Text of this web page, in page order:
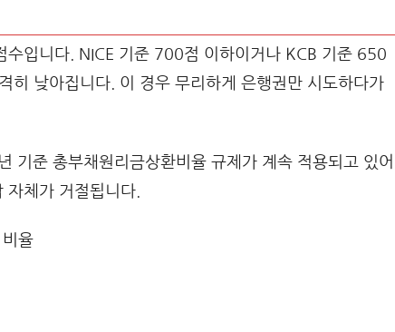
수입니다. NICE 기준 700점 이하이거나 KCB 기준 650
히 낮아집니다. 이 경우 무리하게 은행권만 시도하다가
기준 총부채원리금상환비율 규제가 계속 적용되고 있어
체가 거절됩니다.
율